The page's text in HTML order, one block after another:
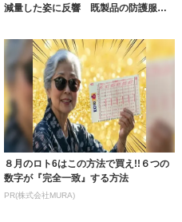
減量した姿に反響 既製品の防護服が
８月のロト6はこの方法で買え!!６つの
数字が『完全一致』する方法
PR(株式会社MURA)